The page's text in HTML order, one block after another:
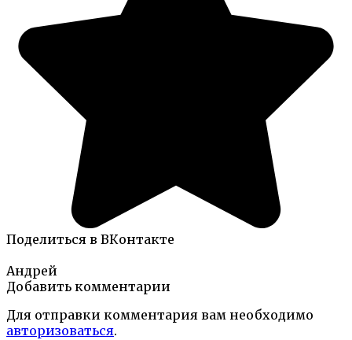
Поделиться в ВКонтакте
Андрей
Добавить комментарии
Для отправки комментария вам необходимо
авторизоваться.